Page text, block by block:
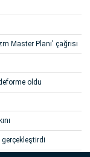
Master Planı' çağrısı
oldu
gerçekleştirdi